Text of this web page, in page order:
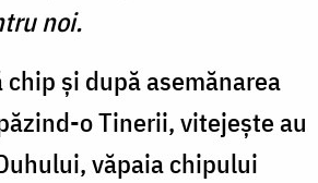
noi.
chip şi după asemănarea
o Tinerii, vitejeşte au
văpaia chipului